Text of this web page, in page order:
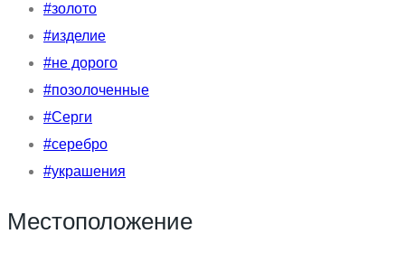
#золото
#изделие
#не дорого
#позолоченные
#Серги
#серебро
#украшения
Местоположение